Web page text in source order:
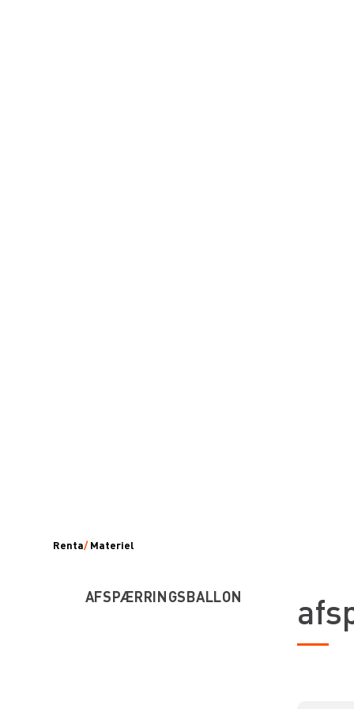
Renta/ Materiel
AFSPÆRRINGSBALLON